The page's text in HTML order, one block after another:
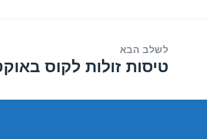
לשלב הבא
הפוסט
טיסות זולות לקוס באוקטובר 09/